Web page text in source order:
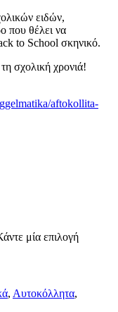
ειδών,
που θέλει να
to School σκηνικό.
σχολική χρονιά!
aftokollita-
μία επιλογή
, Αυτοκόλλητα,